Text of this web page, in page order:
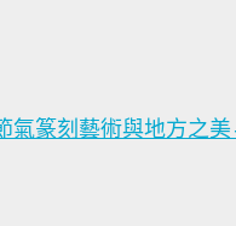
氣篆刻藝術與地方之